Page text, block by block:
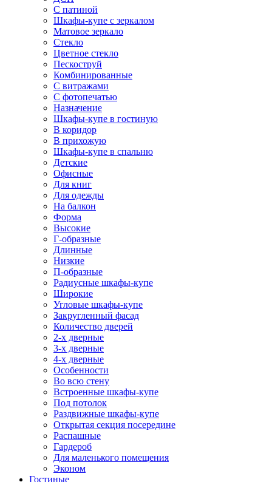
С патиной
Шкафы-купе с зеркалом
Матовое зеркало
Стекло
Цветное стекло
Пескоструй
Комбинированные
С витражами
С фотопечатью
Назначение
Шкафы-купе в гостиную
В коридор
В прихожую
Шкафы-купе в спальню
Детские
Офисные
Для книг
Для одежды
На балкон
Форма
Высокие
Г-образные
Длинные
Низкие
П-образные
Радиусные шкафы-купе
Широкие
Угловые шкафы-купе
Закругленный фасад
Количество дверей
2-х дверные
3-х дверные
4-х дверные
Особенности
Во всю стену
Встроенные шкафы-купе
Под потолок
Раздвижные шкафы-купе
Открытая секция посередине
Распашные
Гардероб
Для маленького помещения
Эконом
Гостиные